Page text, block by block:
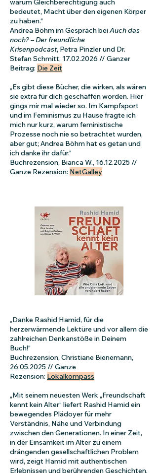
warum Gleichberechtigung auch
bedeutet, Macht über den eigenen Körper
zu haben.“
Andrea Böhm im Gespräch beiAuch das
noch? – Der freundliche
Krisenpodcast, Petra Pinzler und Dr.
Stefan Schmitt, 17.02.2026 // Ganzer
Beitrag: Die Zeit
„Es gibt diese Bücher, die wirken, als wären
sie extra für dich geschaffen worden. Hier
gings mir mal wieder so. Im Kampfsport
und im Feminismus zu Hause fragte ich
mich nur kurz, warum feministische
Prozesse noch nie so betrachtet wurden,
aber gut; Andrea Böhm hat es getan und
ich danke ihr dafür.“
Buchrezension, Bianca W., 16.12.2025 //
Ganze Rezension: NetGalley
„Danke Rashid Hamid, für die
herzerwärmende Lektüre und vor allem die
zahlreichen Denkanstöße in Deinem
Buch!“
Buchrezension, Christiane Bienemann,
26.05.2025 // Ganze
Rezension: Lokalkompass
„Mit seinem neuesten Werk „Freundschaft
kennt kein Alter“ liefert Rashid Hamid ein
bewegendes Plädoyer für mehr
Verständnis, Nähe und Verbindung
zwischen den Generationen. In einer Zeit,
in der Einsamkeit im Alter zu einem
drängenden gesellschaftlichen Problem
wird, zeigt Hamid mit authentischen
Erlebnissen und berührenden Geschichten,